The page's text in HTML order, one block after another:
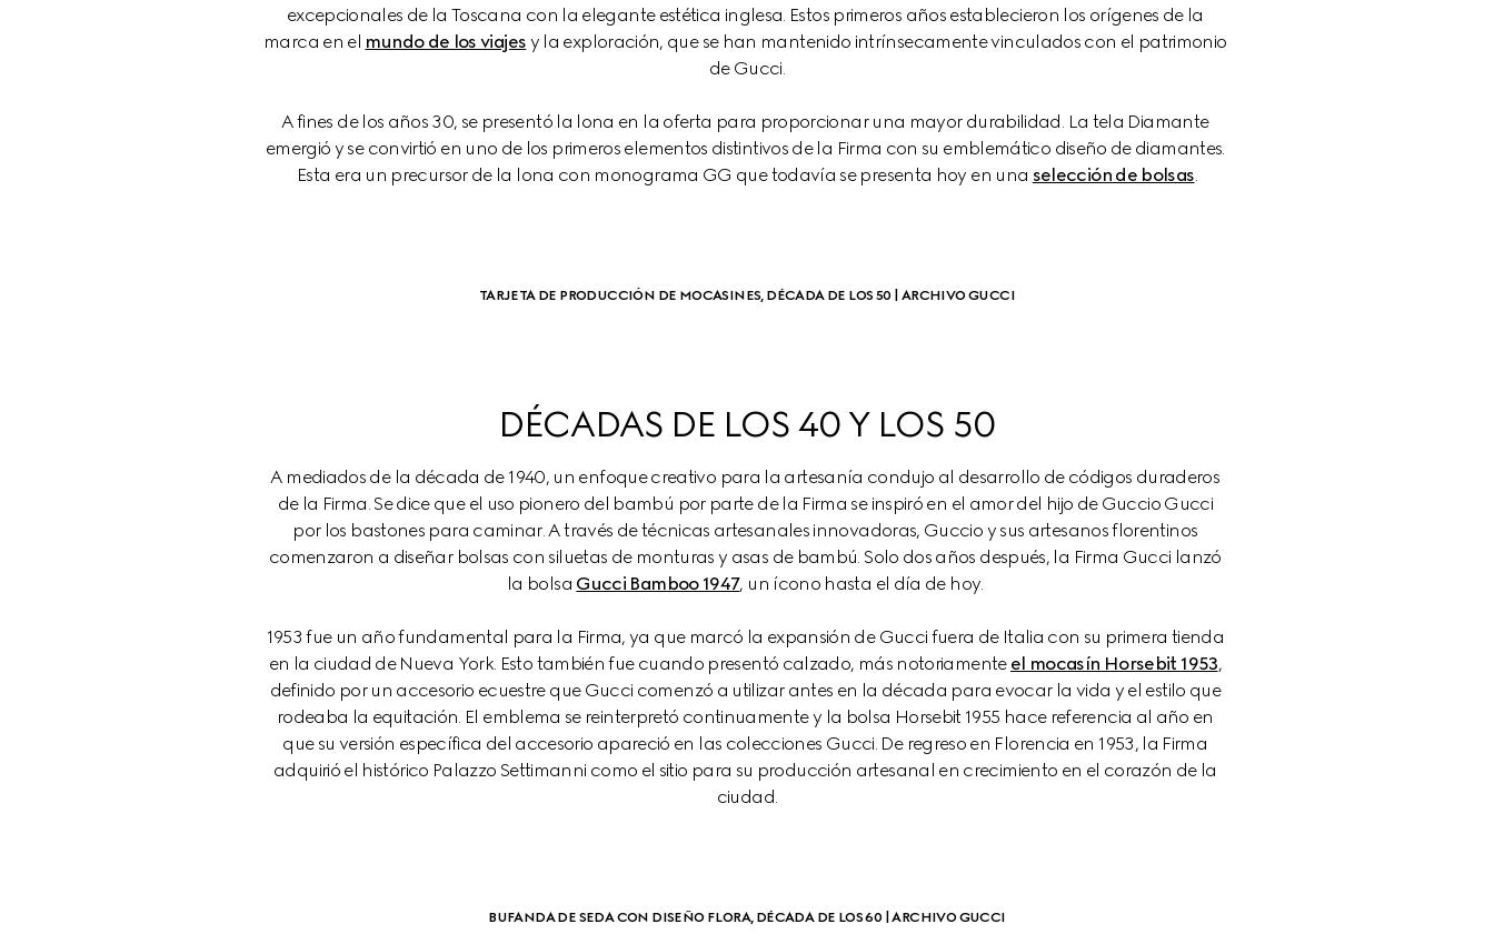
excepcionales de la Toscana con la elegante estética inglesa. Estos primeros años establecieron los orígenes de la
marca en el mundo de los viajes y la exploración, que se han mantenido intrínsecamente vinculados con el patrimonio
de Gucci.
A fines de los años 30, se presentó la lona en la oferta para proporcionar una mayor durabilidad. La tela Diamante
emergió y se convirtió en uno de los primeros elementos distintivos de la Firma con su emblemático diseño de diamantes.
Esta era un precursor de la lona con monograma GG que todavía se presenta hoy en una selección de bolsas.
TARJETA DE PRODUCCIÓN DE MOCASINES, DÉCADA DE LOS 50 | ARCHIVO GUCCI
DÉCADAS DE LOS 40 Y LOS 50
A mediados de la década de 1940, un enfoque creativo para la artesanía condujo al desarrollo de códigos duraderos
de la Firma. Se dice que el uso pionero del bambú por parte de la Firma se inspiró en el amor del hijo de Guccio Gucci
por los bastones para caminar. A través de técnicas artesanales innovadoras, Guccio y sus artesanos florentinos
comenzaron a diseñar bolsas con siluetas de monturas y asas de bambú. Solo dos años después, la Firma Gucci lanzó
la bolsa Gucci Bamboo 1947, un ícono hasta el día de hoy.
1953 fue un año fundamental para la Firma, ya que marcó la expansión de Gucci fuera de Italia con su primera tienda
en la ciudad de Nueva York. Esto también fue cuando presentó calzado, más notoriamente el mocasín Horsebit 1953,
definido por un accesorio ecuestre que Gucci comenzó a utilizar antes en la década para evocar la vida y el estilo que
rodeaba la equitación. El emblema se reinterpretó continuamente y la bolsa Horsebit 1955 hace referencia al año en
que su versión específica del accesorio apareció en las colecciones Gucci. De regreso en Florencia en 1953, la Firma
adquirió el histórico Palazzo Settimanni como el sitio para su producción artesanal en crecimiento en el corazón de la
ciudad.
BUFANDA DE SEDA CON DISEÑO FLORA, DÉCADA DE LOS 60 | ARCHIVO GUCCI